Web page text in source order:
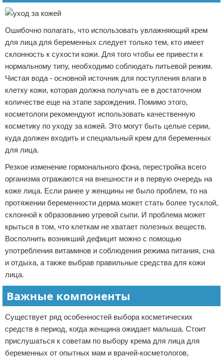
Ошибочно полагать, что использовать увлажняющий крем
для лица для беременных следует только тем, кто имеет
склонность к сухости кожи. Для того чтобы ее привести к
нормальному типу, необходимо соблюдать питьевой режим.
Чистая вода - основной источник для поступления влаги в
клетку кожи, которая должна получать ее в достаточном
количестве еще на этапе зарождения. Помимо этого,
косметологи рекомендуют использовать качественную
косметику по уходу за кожей. Это могут быть целые серии,
куда должен входить и специальный крем для беременных
для лица.
Резкое изменение гормонального фона, перестройка всего
организма отражаются на внешности и в первую очередь на
коже лица. Если ранее у женщины не было проблем, то на
протяжении беременности дерма может стать более тусклой,
склонной к образованию угревой сыпи. И проблема может
крыться в том, что клеткам не хватает полезных веществ.
Восполнить возникший дефицит можно с помощью
употребления витаминов и соблюдения режима питания, сна
и отдыха, а также выбрав правильные средства для кожи
лица.
Важные компоненты
Существует ряд особенностей выбора косметических
средств в период, когда женщина ожидает малыша. Стоит
прислушаться к советам по выбору крема для лица для
беременных от опытных мам и врачей-косметологов,